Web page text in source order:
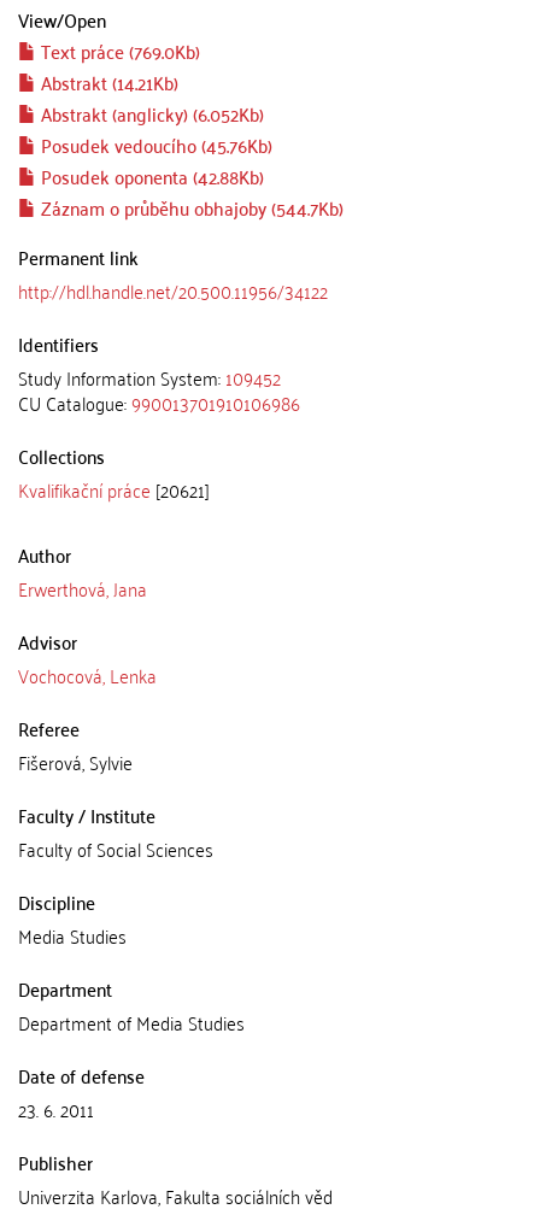
View/Open
Text práce (769.0Kb)
Abstrakt (14.21Kb)
Abstrakt (anglicky) (6.052Kb)
Posudek vedoucího (45.76Kb)
Posudek oponenta (42.88Kb)
Záznam o průběhu obhajoby (544.7Kb)
Permanent link
http://hdl.handle.net/20.500.11956/34122
Identifiers
Study Information System:109452
CU Catalogue:990013701910106986
Collections
Kvalifikační práce [20621]
Author
Erwerthová, Jana
Advisor
Vochocová, Lenka
Referee
Fišerová, Sylvie
Faculty / Institute
Faculty of Social Sciences
Discipline
Media Studies
Department
Department of Media Studies
Date of defense
23. 6. 2011
Publisher
Univerzita Karlova, Fakulta sociálních věd